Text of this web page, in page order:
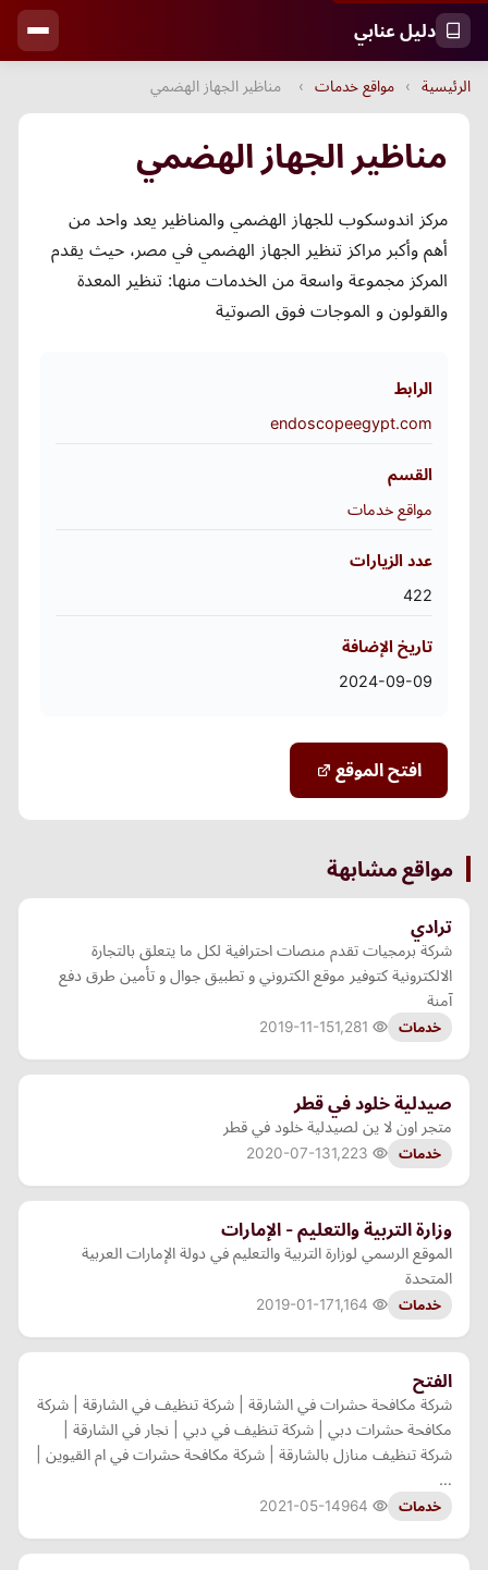
دليل عنابي
الرئيسية › مواقع خدمات › مناظير الجهاز الهضمي
مناظير الجهاز الهضمي
مركز اندوسكوب للجهاز الهضمي والمناظير يعد واحد من
أهم وأكبر مراكز تنظير الجهاز الهضمي في مصر، حيث يقدم
المركز مجموعة واسعة من الخدمات منها: تنظير المعدة
والقولون و الموجات فوق الصوتية
الرابط
endoscopeegypt.com
القسم
مواقع خدمات
عدد الزيارات
422
تاريخ الإضافة
2024-09-09
افتح الموقع
مواقع مشابهة
ترادي
شركة برمجيات تقدم منصات احترافية لكل ما يتعلق بالتجارة
الالكترونية كتوفير موقع الكتروني و تطبيق جوال و تأمين طرق دفع
آمنة
خدمات 2019-11-15
صيدلية خلود في قطر
متجر اون لا ين لصيدلية خلود في قطر
خدمات 2020-07-13
وزارة التربية والتعليم - الإمارات
الموقع الرسمي لوزارة التربية والتعليم في دولة الإمارات العربية
المتحدة
خدمات 2019-01-17
الفتح
شركة مكافحة حشرات في الشارقة | شركة تنظيف في الشارقة | شركة
مكافحة حشرات دبي | شركة تنظيف في دبي | نجار في الشارقة |
شركة تنظيف منازل بالشارقة | شركة مكافحة حشرات في ام القيوين |
…
خدمات 2021-05-14